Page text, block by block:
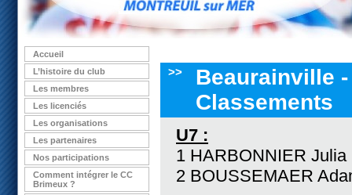
Accueil
L’histoire du club
Les membres
Les licenciés
Les organisations
Les partenaires
Nos participations
Comment intégrer le CC
Brimeux ?
>>
Beaurainville
Classements
U7 :
1 HARBONNIER
2 BOUSSEMAER